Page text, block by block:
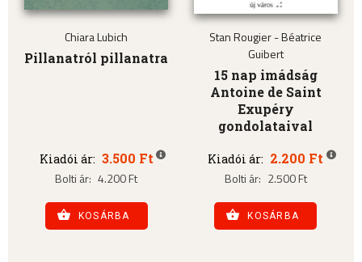
Chiara Lubich
Pillanatról pillanatra
Kiadói ár: 3.500 Ft
Bolti ár: 4.200 Ft
KOSÁRBA
Stan Rougier - Béatrice
Guibert
15 nap imádság
Antoine de Saint
Exupéry
gondolataival
Kiadói ár: 2.200 Ft
Bolti ár: 2.500 Ft
KOSÁRBA